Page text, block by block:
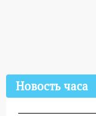
Новость часа